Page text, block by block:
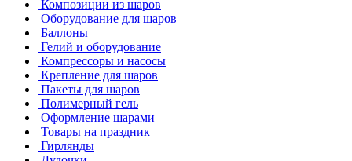
Композиции из шаров
Оборудование для шаров
Баллоны
Гелий и оборудование
Компрессоры и насосы
Крепление для шаров
Пакеты для шаров
Полимерный гель
Оформление шарами
Товары на праздник
Гирлянды